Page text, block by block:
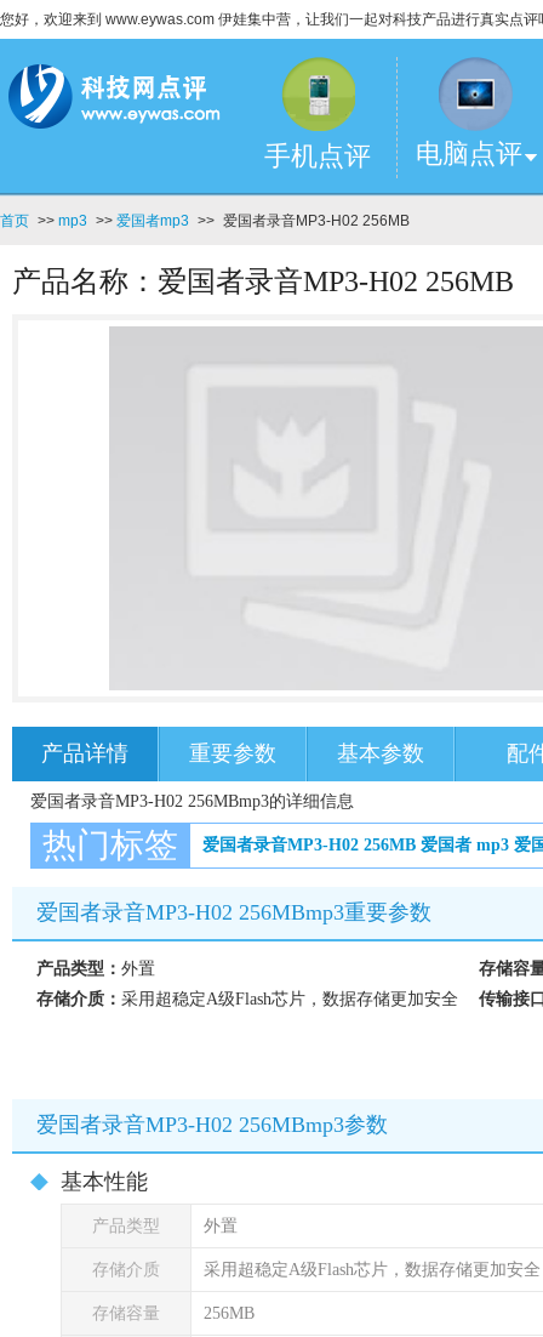
您好，欢迎来到 www.eywas.com 伊娃集中营，让我们一起对科技产品进行真实点评
手机点评 电脑点评
首页 >> mp3 >> 爱国者mp3 >> 爱国者录音MP3-H02 256MB
产品名称：爱国者录音MP3-H02 256MB
产品详情 重要参数 基本参数 配
爱国者录音MP3-H02 256MBmp3的详细信息
热门标签 爱国者录音MP3-H02 256MB 爱国者 mp3 爱
爱国者录音MP3-H02 256MBmp3重要参数
产品类型： 外置
存储容
存储介质： 采用超稳定A级Flash芯片，数据存储更加安全 传输接
爱国者录音MP3-H02 256MBmp3参数
基本性能
产品类型 外置
存储介质 采用超稳定A级Flash芯片，数据存储更加安全
存储容量 256MB